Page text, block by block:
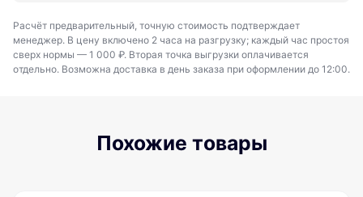
Расчёт предварительный, точную стоимость подтверждает
менеджер. В цену включено 2 часа на разгрузку; каждый час простоя
сверх нормы — 1 000 ₽. Вторая точка выгрузки оплачивается
отдельно. Возможна доставка в день заказа при оформлении до 12:00.
Похожие товары